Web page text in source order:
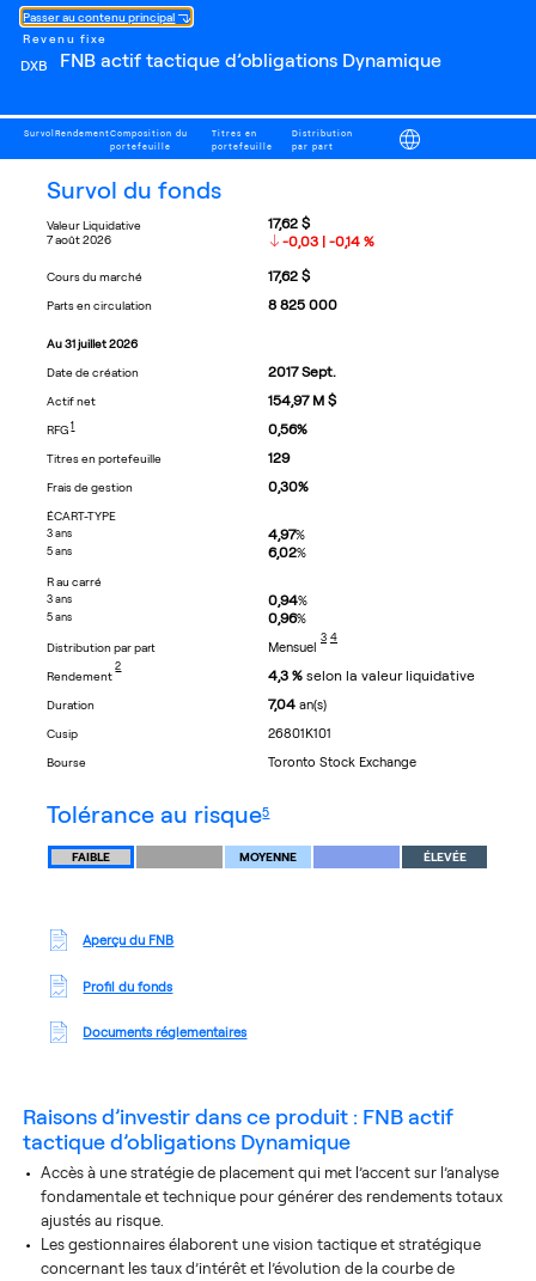
Passer au contenu principal
Revenu fixe
DXB FNB actif tactique d’obligations Dynamique
Survol RendementComposition du
portefeuille
Titres en
portefeuille
Distribution
par part
Français
survol du fonds
Valeur Liquidative
7 août 2026
17,62 $
-0,03 | -0,14 %
cours du marché 17,62 $
parts en circulation 8 825 000
au 31 juillet 2026
date de création
2017 Sept.
actif net 154,97 M $
RFG1 0,56%
titres en portefeuille 129
frais de gestion 0,30%
ÉCART-TYPE
3 ans 4,97%
5 ans 6,02%
R au carré
3 ans 0,94%
5 ans 0,96%
distribution par part Mensuel
3 4
rendement
footnote
2
4,3 % selon la valeur liquidative
duration 7,04 an(s)
cusip 26801K101
bourse Toronto Stock Exchange
tolérance au risque5
FAIBLE MOYENNE ÉLEVÉE
Aperçu du FNB
Profil du fonds
Documents réglementaires
Raisons d’investir dans ce produit : FNB actif
tactique d’obligations Dynamique
Accès à une stratégie de placement qui met l’accent sur l’analyse
fondamentale et technique pour générer des rendements totaux
ajustés au risque.
Les gestionnaires élaborent une vision tactique et stratégique
concernant les taux d’intérêt et l’évolution de la courbe de